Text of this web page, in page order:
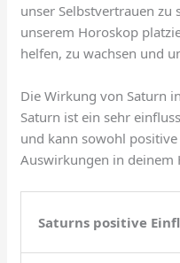
unser Selbstvertrauen zu
unserem Horoskop
helfen, zu wachsen und
Die Wirkung von Saturn
Saturn ist ein sehr
und kann sowohl
Auswirkungen in deinem
Saturns positive